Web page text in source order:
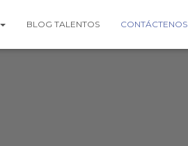
BLOG TALENTOS CONTÁCTENOS